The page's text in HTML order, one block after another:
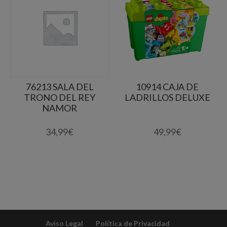
76213 SALA DEL
TRONO DEL REY
NAMOR
34,99€
10914 CAJA DE
LADRILLOS DELUXE
49,99€
Aviso Legal Política de Privacidad